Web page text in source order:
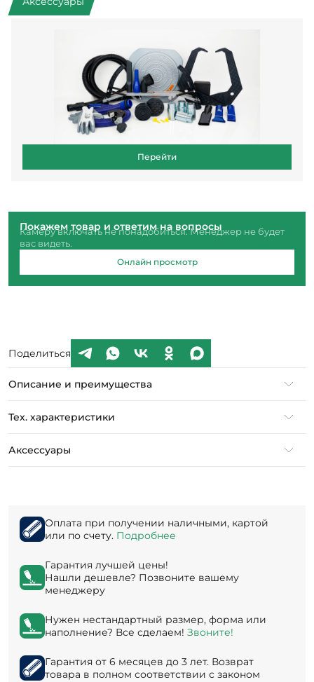
Перейти
Покажем товар и ответим на вопросы
Камеру включать не понадобиться. Менеджер не будет
вас видеть.
Онлайн просмотр
Поделиться
Описание и преимущества
Тех. характеристики
Аксессуары
Оплата при получении наличными, картой
или по счету. Подробнее
Гарантия лучшей цены!
Нашли дешевле? Позвоните вашему
менеджеру
Нужен нестандартный размер, форма или
наполнение? Все сделаем! Звоните!
Гарантия от 6 месяцев до 3 лет. Возврат
товара в полном соответствии с законом